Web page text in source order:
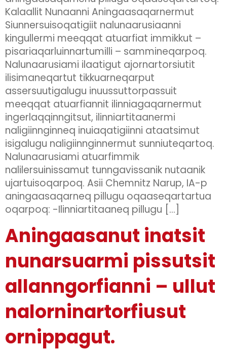
Kalaallit Nunaanni Aningaasaqarnermut
Siunnersuisoqatigiit nalunaarusiaanni
kingullermi meeqqat atuarfiat immikkut –
pisariaqarluinnartumilli – sammineqarpoq.
Nalunaarusiami ilaatigut ajornartorsiutit
ilisimaneqartut tikkuarneqarput
assersuutigalugu inuussuttorpassuit
meeqqat atuarfiannit ilinniagaqarnermut
ingerlaqqinngitsut, ilinniartitaanermi
naligiinnginneq inuiaqatigiinni ataatsimut
isigalugu naligiinnginnermut sunniuteqartoq.
Nalunaarusiami atuarfimmik
nalilersuinissamut tunngavissanik nutaanik
ujartuisoqarpoq. Asii Chemnitz Narup, IA-p
aningaasaqarneq pillugu oqaaseqartartua
oqarpoq: -Ilinniartitaaneq pillugu […]
Aningaasanut inatsit
nunarsuarmi pissutsit
allanngorfianni – ullut
nalorninartorfiusut
ornippagut.